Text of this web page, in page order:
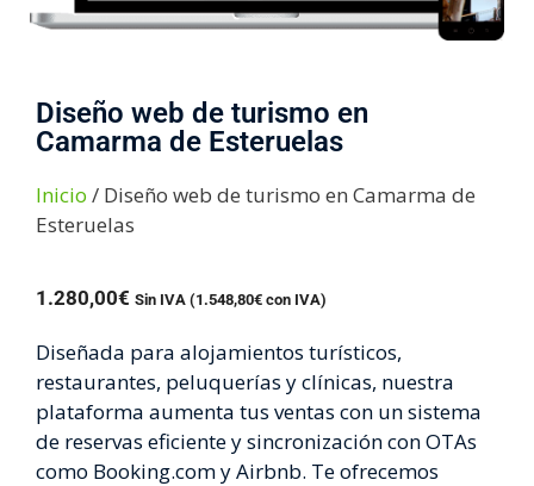
Diseño web de turismo en
Camarma de Esteruelas
Inicio / Diseño web de turismo en Camarma de
Esteruelas
1.280,00€ Sin IVA (1.548,80€ con IVA)
Diseñada para alojamientos turísticos,
restaurantes, peluquerías y clínicas, nuestra
plataforma aumenta tus ventas con un sistema
de reservas eficiente y sincronización con OTAs
como Booking.com y Airbnb. Te ofrecemos